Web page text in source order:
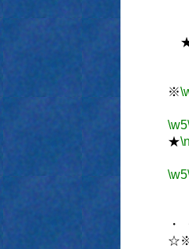
※
\w5
★
\w5
・